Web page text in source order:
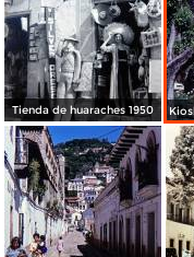
Tienda de huaraches 1950